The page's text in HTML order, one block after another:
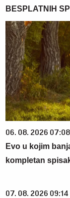
BESPLATNIH
06. 08. 2026 07:08
Evo u kojim
kompletan
07. 08. 2026 09:14